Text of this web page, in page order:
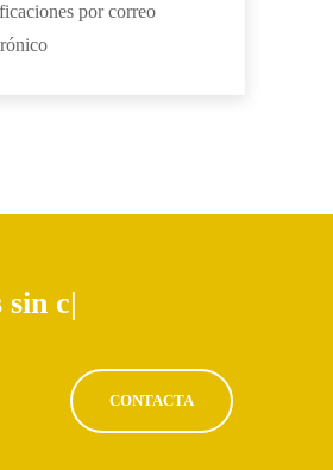
por correo
compromiso
CONTACTA